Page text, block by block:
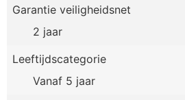
Garantie veiligheidsnet
2 jaar
Leeftijdscategorie
Vanaf 5 jaar